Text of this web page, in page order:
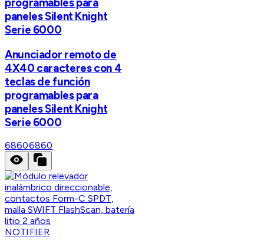
paneles Silent Knight
Serie 6000
Anunciador remoto de
4X40 caracteres con 4
teclas de función
programables para
paneles Silent Knight
Serie 6000
68606860
NOTIFIER